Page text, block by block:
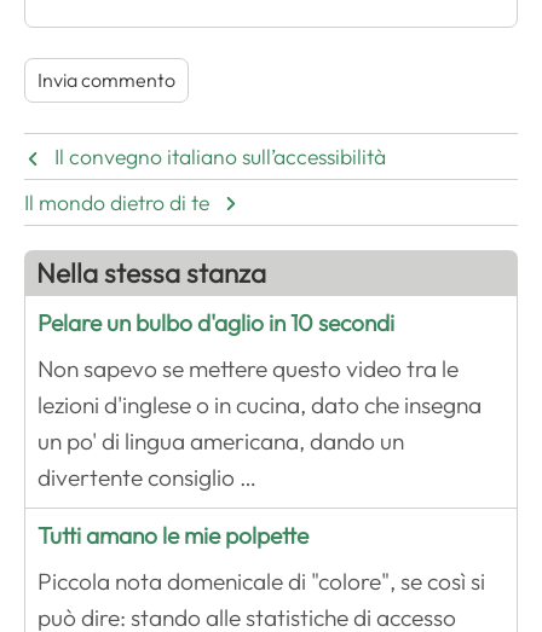
Il convegno italiano sull’accessibilità
Il mondo dietro di te
Nella stessa stanza
Pelare un bulbo d'aglio in 10 secondi
Non sapevo se mettere questo video tra le
lezioni d'inglese o in cucina, dato che insegna
un po' di lingua americana, dando un
divertente consiglio …
Tutti amano le mie polpette
Piccola nota domenicale di "colore", se così si
può dire: stando alle statistiche di accesso